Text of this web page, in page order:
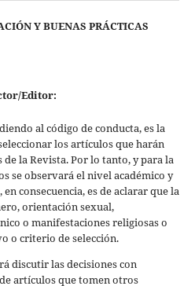
Y BUENAS PRÁCTICAS
Editor:
al código de conducta, es la
los artículos que harán
la Revista. Por lo tanto, y para la
se observará el nivel académico y
consecuencia, es de aclarar que la
orientación sexual,
o manifestaciones religiosas o
o criterio de selección.
discutir las decisiones con
artículos que tomen otros